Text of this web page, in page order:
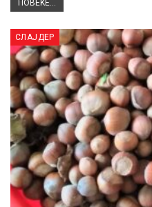
ПОВЕЌЕ...
СЛАЈДЕР